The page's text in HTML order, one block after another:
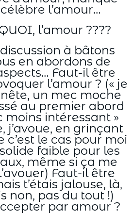
l’amour…
l’amour ????
à bâtons
en abordons de
Faut-il être
l’amour ? (« je
un mec moche
au premier abord
intéressant »
j’avoue, en grinçant
c’est le cas pour moi
solide faible pour les
même si ça me
Faut-il être
t’étais jalouse, là,
non, pas du tout !)
par amour ?